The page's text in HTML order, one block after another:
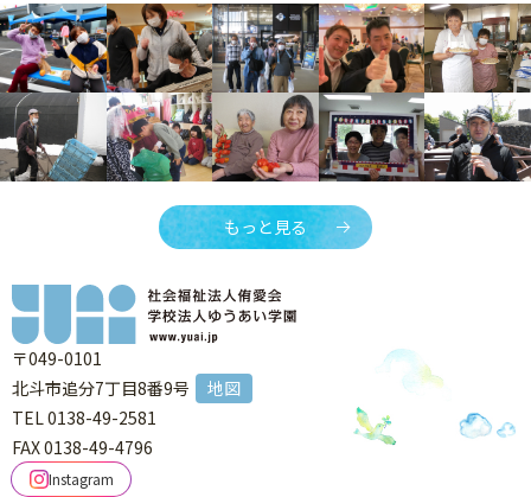
もっと見る
〒049-0101
北斗市追分7丁目8番9号
地図
TEL 0138-49-2581
FAX 0138-49-4796
Instagram